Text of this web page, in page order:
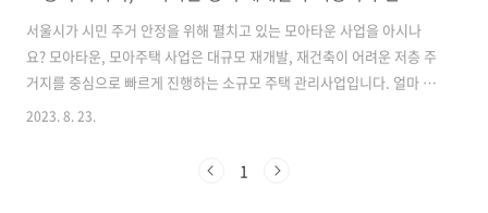
서울시가 시민 주거 안정을 위해 펼치고 있는 모아타운 사업을 아시나
요? 모아타운, 모아주택 사업은 대규모 재개발, 재건축이 어려운 저층 주
거지를 중심으로 빠르게 진행하는 소규모 주택 관리사업입니다. 얼마 전
서울시의 모아타운을 벤치마킹한 고양시 가라뫼 지역에서도 소규모 주
아타운, 모아주택 이란? 서울시 소규모 주택 관리 사업 서울시는 현재 주
2023. 8. 23.
1